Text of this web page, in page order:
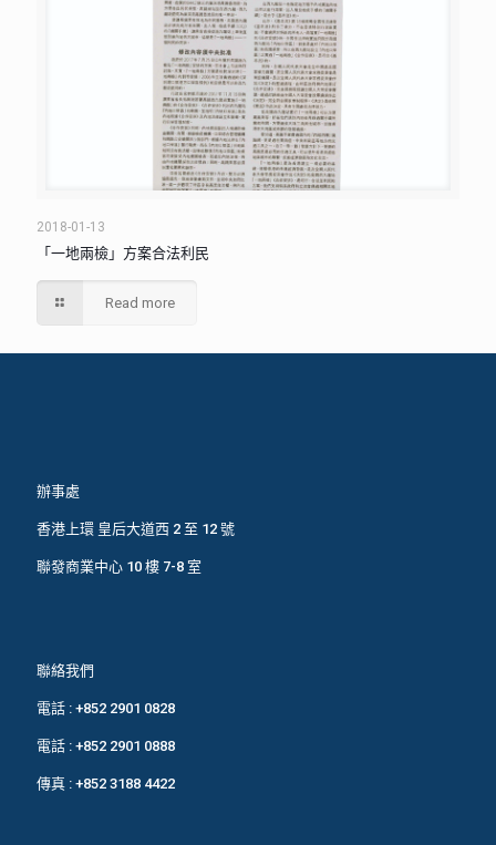
2018-01-13
「一地兩檢」方案合法利民
Read more
辦事處
香港上環 皇后大道西 2 至 12 號
聯發商業中心 10 樓 7-8 室
聯絡我們
電話 : +852 2901 0828
電話 : +852 2901 0888
傳真 : +852 3188 4422